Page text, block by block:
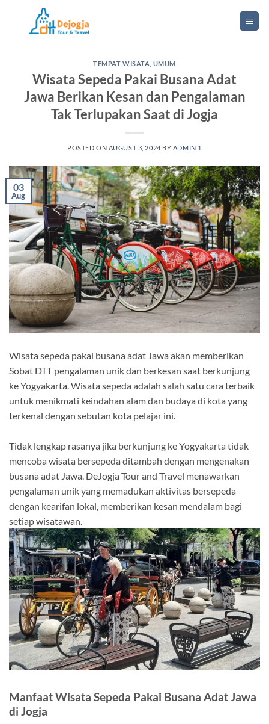
content
TEMPAT WISATA UMUM
Wisata Sepeda Pakai Busana Adat
Jawa Berikan Kesan dan Pengalaman
Tak Terlupakan Saat di Jogja
POSTED ON AUGUST 3, 2024 BY ADMIN 1
03
Aug
Wisata sepeda pakai busana adat Jawa akan memberikan
Sobat DTT pengalaman unik dan berkesan saat berkunjung
ke Yogyakarta. Wisata sepeda adalah salah satu cara terbaik
untuk menikmati keindahan alam dan budaya di kota yang
terkenal dengan sebutan kota pelajar ini.
Tidak lengkap rasanya jika berkunjung ke Yogyakarta tidak
mencoba wisata bersepeda ditambah dengan mengenakan
busana adat Jawa. DeJogja Tour and Travel menawarkan
pengalaman unik yang memadukan aktivitas bersepeda
dengan kearifan lokal, memberikan kesan mendalam bagi
setiap wisatawan.
Manfaat Wisata Sepeda Pakai Busana Adat Jawa
di Jogja